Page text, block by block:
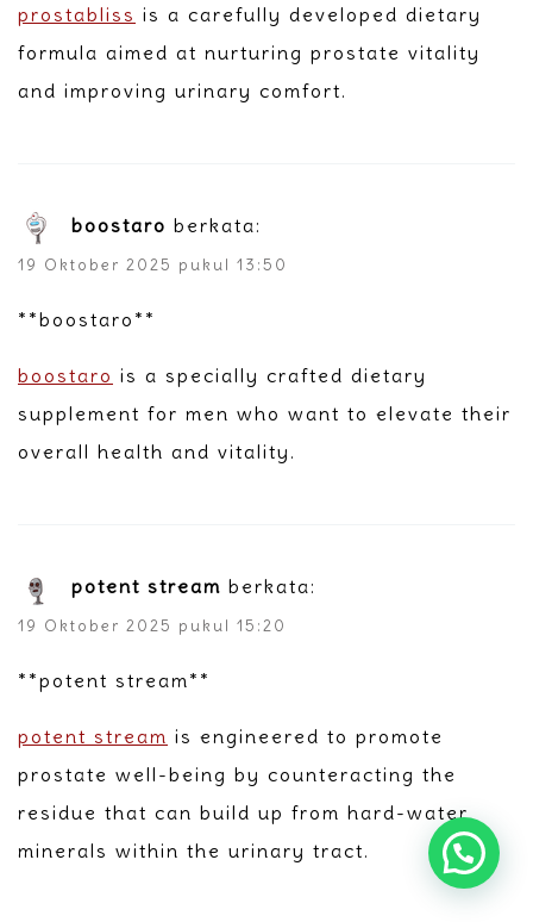
prostabliss is a carefully developed dietary
formula aimed at nurturing prostate vitality
and improving urinary comfort.
boostaro berkata:
19 Oktober 2025 pukul 13:50
**boostaro**
boostaro is a specially crafted dietary
supplement for men who want to elevate their
overall health and vitality.
potent stream berkata:
19 Oktober 2025 pukul 15:20
**potent stream**
potent stream is engineered to promote
prostate well-being by counteracting the
residue that can build up from hard-water
minerals within the urinary tract.